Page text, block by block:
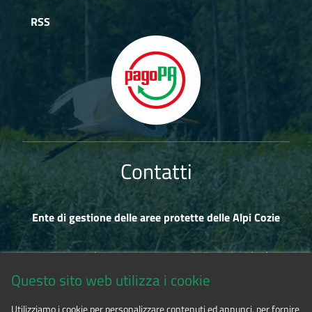
RSS
Contatti
Ente di gestione delle aree protette delle Alpi Cozie
Via Fransuà Fontan, 1 - 10050 Salbertrand (TO)
Questo sito web utilizza i cookie